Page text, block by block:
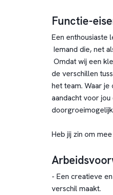
Functie-
Een enthousiaste
Iemand die, net
Omdat wij een
de verschillen
het team. Waar je
aandacht voor
Heb jij zin om
- Een creatieve
verschil maakt.